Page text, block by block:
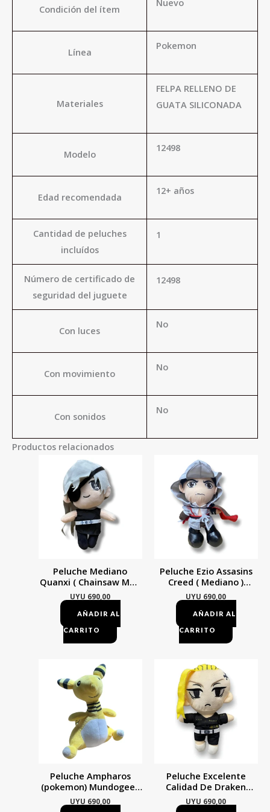
Condición del ítem
Línea
Pokemon
Materiales
FELPA RELLENO DE
GUATA SILICONADA
Modelo
12498
Edad recomendada
12+ años
Cantidad de peluches
incluídos
1
Número de certificado de
seguridad del juguete
12498
Con luces
No
Con movimiento
No
Con sonidos
No
Productos relacionados
Peluche Mediano
Quanxi ( Chainsaw Man
) Mundogeek Negro Con
Gris
UYU 690,00
AÑADIR AL
CARRITO
Peluche Ezio Assasins
Creed ( Mediano )
Mundogeek Gris
UYU 690,00
AÑADIR AL
CARRITO
Peluche Ampharos
(pokemon) Mundogeek
Amarillo
UYU 690,00
Peluche Excelente
Calidad De Draken
Tokyo Revengers Negro
Con Amarillo
UYU 690,00